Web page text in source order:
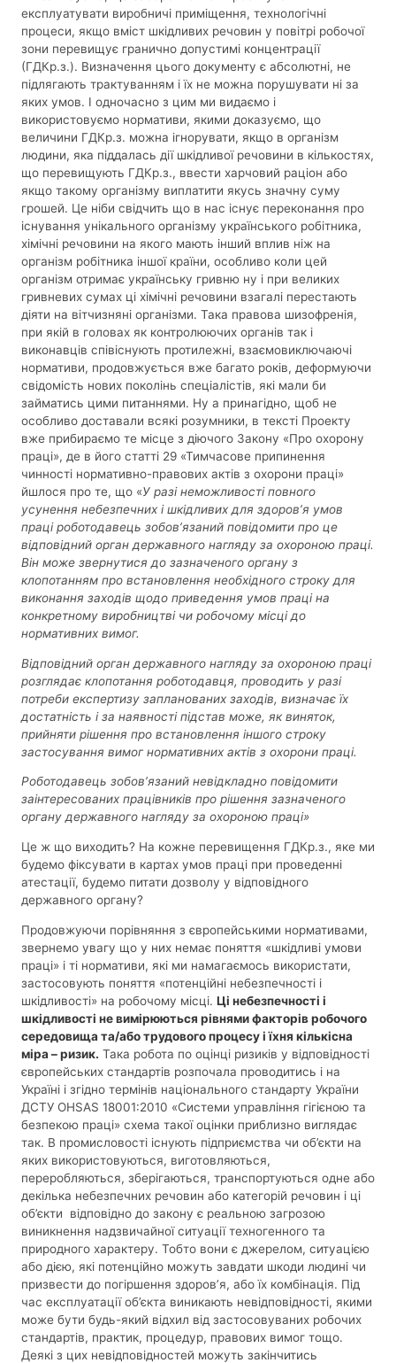
експлуатувати виробничі приміщення, технологічні
процеси, якщо вміст шкідливих речовин у повітрі робочої
зони перевищує гранично допустимі концентрації
(ГДКр.з.). Визначення цього документу є абсолютні, не
підлягають трактуванням і їх не можна порушувати ні за
яких умов. І одночасно з цим ми видаємо і
використовуємо нормативи, якими доказуємо, що
величини ГДКр.з. можна ігнорувати, якщо в організм
людини, яка піддалась дії шкідливої речовини в кількостях,
що перевищують ГДКр.з., ввести харчовий раціон або
якщо такому організму виплатити якусь значну суму
грошей. Це ніби свідчить що в нас існує переконання про
існування унікального організму українського робітника,
хімічні речовини на якого мають інший вплив ніж на
організм робітника іншої країни, особливо коли цей
організм отримає українську гривню ну і при великих
гривневих сумах ці хімічні речовини взагалі перестають
діяти на вітчизняні організми. Така правова шизофренія,
при якій в головах як контролюючих органів так і
виконавців співіснують протилежні, взаємовиключаючі
нормативи, продовжується вже багато років, деформуючи
свідомість нових поколінь спеціалістів, які мали би
займатись цими питаннями. Ну а принагідно, щоб не
особливо доставали всякі розумники, в тексті Проекту
вже прибираємо те місце з діючого Закону «Про охорону
праці», де в його статті 29 «Тимчасове припинення
чинності нормативно-правових актів з охорони праці»
йшлося про те, що «У разі неможливості повного
усунення небезпечних і шкідливих для здоров’я умов
праці роботодавець зобов’язаний повідомити про це
відповідний орган державного нагляду за охороною праці.
Він може звернутися до зазначеного органу з
клопотанням про встановлення необхідного строку для
виконання заходів щодо приведення умов праці на
конкретному виробництві чи робочому місці до
нормативних вимог.
Відповідний орган державного нагляду за охороною праці
розглядає клопотання роботодавця, проводить у разі
потреби експертизу запланованих заходів, визначає їх
достатність і за наявності підстав може, як виняток,
прийняти рішення про встановлення іншого строку
застосування вимог нормативних актів з охорони праці.
Роботодавець зобов’язаний невідкладно повідомити
заінтересованих працівників про рішення зазначеного
органу державного нагляду за охороною праці»
Це ж що виходить? На кожне перевищення ГДКр.з., яке ми
будемо фіксувати в картах умов праці при проведенні
атестації, будемо питати дозволу у відповідного
державного органу?
Продовжуючи порівняння з європейськими нормативами,
звернемо увагу що у них немає поняття «шкідливі умови
праці» і ті нормативи, які ми намагаємось використати,
застосовують поняття «потенційні небезпечності і
шкідливості» на робочому місці. Ці небезпечності і
шкідливості не вимірюються рівнями факторів робочого
середовища та/або трудового процесу і їхня кількісна
міра – ризик. Така робота по оцінці ризиків у відповідності
європейських стандартів розпочала проводитись і на
Україні і згідно термінів національного стандарту України
ДСТУ OHSAS 18001:2010 «Системи управління гігієною та
безпекою праці» схема такої оцінки приблизно виглядає
так. В промисловості існують підприємства чи об’єкти на
яких використовуються, виготовляються,
переробляються, зберігаються, транспортуються одне або
декілька небезпечних речовин або категорій речовин і ці
об’єкти відповідно до закону є реальною загрозою
виникнення надзвичайної ситуації техногенного та
природного характеру. Тобто вони є джерелом, ситуацією
або дією, які потенційно можуть завдати шкоди людині чи
призвести до погіршення здоров’я, або їх комбінація. Під
час експлуатації об’єкта виникають невідповідності, якими
може бути будь-який відхил від застосовуваних робочих
стандартів, практик, процедур, правових вимог тощо.
Деякі з цих невідповідностей можуть закінчитись